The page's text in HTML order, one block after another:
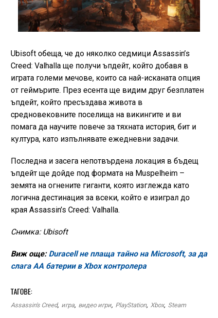
Ubisoft обеща, че до няколко седмици Assassin’s
Creed: Valhalla ще получи ъпдейт, който добавя в
играта големи мечове, които са най-исканата опция
от геймърите. През есента ще видим друг безплатен
ъпдейт, който пресъздава живота в
средновековните поселища на викингите и ви
помага да научите повече за тяхната история, бит и
култура, като изпълнявате ежедневни задачи.
Последна и засега непотвърдена локация в бъдещ
ъпдейт ще дойде под формата на Muspelheim –
земята на огнените гиганти, която изглежда като
логична дестинация за всеки, който е изиграл до
края Assassin’s Creed: Valhalla.
Снимка: Ubisoft
Виж още: Duracell не плаща тайно на Microsoft, за да
слага AA батерии в Xbox контролера
ТАГОВЕ:
Assassin's Creed, игра, видео игри, PlayStation, Xbox, Steam